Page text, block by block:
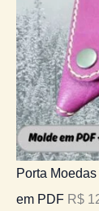
Porta
em PDF R$